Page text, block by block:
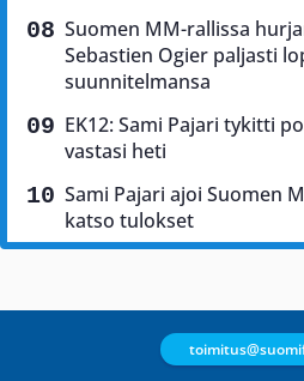
Suomen MM-rallissa
Sebastien Ogier paljasti
suunnitelmansa
EK12: Sami Pajari tykitti
vastasi heti
Sami Pajari ajoi Suomen
katso tulokset